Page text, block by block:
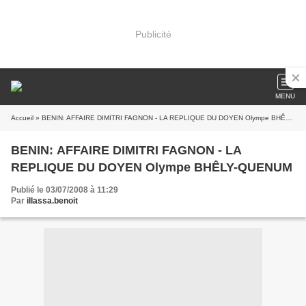
Publicité
MENU
Accueil » BENIN: AFFAIRE DIMITRI FAGNON - LA REPLIQUE DU DOYEN Olympe BHÊLY-QUENUM
BENIN: AFFAIRE DIMITRI FAGNON - LA
REPLIQUE DU DOYEN Olympe BHÊLY-QUENUM
Publié le 03/07/2008 à 11:29
Par illassa.benoit